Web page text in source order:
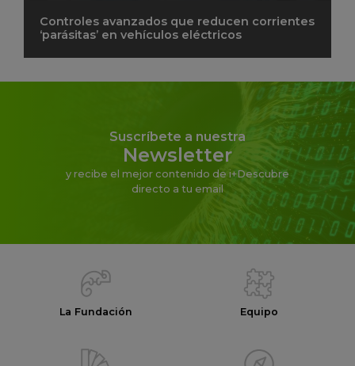
Controles avanzados que reducen corrientes
‘parásitas’ en vehículos eléctricos
Suscríbete a nuestra
Newsletter
y recibe el mejor contenido de i+Descubre
directo a tu email
La Fundación Equipo